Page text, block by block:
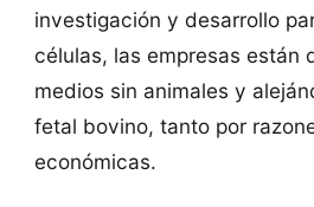
investigación y desarrollo
células, las empresas están
medios sin animales y
fetal bovino, tanto por
económicas.